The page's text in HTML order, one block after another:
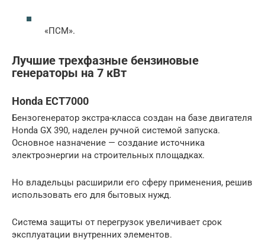
«ПСМ».
Лучшие трехфазные бензиновые
генераторы на 7 кВт
Honda ECT7000
Бензогенератор экстра-класса создан на базе двигателя
Honda GX 390, наделен ручной системой запуска.
Основное назначение — создание источника
электроэнергии на строительных площадках.
Но владельцы расширили его сферу применения, решив
использовать его для бытовых нужд.
Система защиты от перегрузок увеличивает срок
эксплуатации внутренних элементов.